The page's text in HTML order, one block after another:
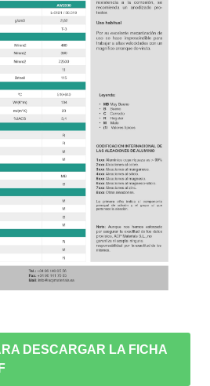
DESCARGAR LA FICHA